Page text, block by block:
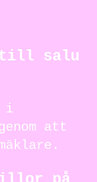
till salu
i
att